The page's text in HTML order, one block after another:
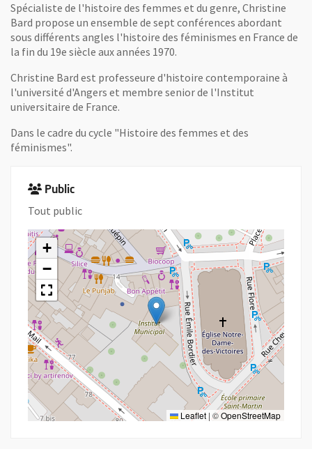
Spécialiste de l'histoire des femmes et du genre, Christine
Bard propose un ensemble de sept conférences abordant
sous différents angles l'histoire des féminismes en France de
la fin du 19e siècle aux années 1970.
Christine Bard est professeure d'histoire contemporaine à
l'université d'Angers et membre senior de l'Institut
universitaire de France.
Dans le cadre du cycle "Histoire des femmes et des
féminismes".
Public
Tout public
+
−
Leaflet | ©OpenStreetMap